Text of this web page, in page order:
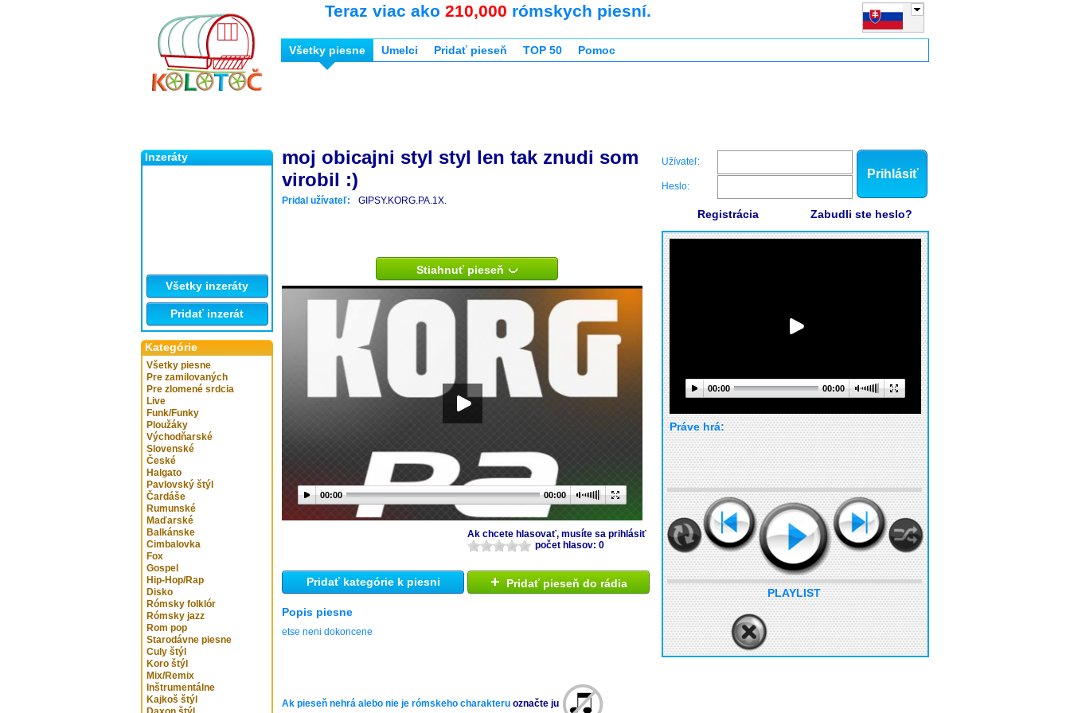
Inzeráty
Všetky inzeráty
Pridať inzerát
Kategórie
Všetky piesne
Pre zamilovaných
Pre zlomené srdcia
Live
Funk/Funky
Ploužáky
Východňarské
Slovenské
České
Halgato
Pavlovský štýl
Čardáše
Rumunské
Maďarské
Balkánske
Cimbalovka
Fox
Gospel
Hip-Hop/Rap
Disko
Rómsky folklór
Rómsky jazz
Rom pop
Starodávne piesne
Culy štýl
Koro štýl
Mix/Remix
Inštrumentálne
Kajkoš štýl
Teraz viac ako 210,000 rómskych piesní.
Všetky piesne Umelci Pridať pieseň TOP 50 Pomoc
moj obicajni styl styl len tak znudi som
virobil :)
Pridal užívateľ: GIPSY.KORG.PA.1X.
Stiahnuť pieseň
00:00 00:00
Ak chcete hlasovať, musíte sa prihlásiť
počet hlasov: 0
Pridať kategórie k piesni + Pridať pieseň do rádia
Popis piesne
etse neni dokoncene
Ak pieseň nehrá alebo nie je rómskeho charakteru označte ju
Užívateľ:
Heslo:
Prihlásiť
Registrácia Zabudli ste heslo?
00:00 00:00
Práve hrá:
PLAYLIST